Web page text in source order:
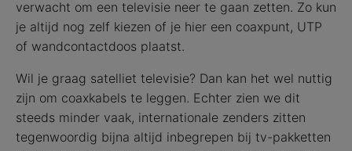
verwacht om een televisie neer te gaan zetten. Zo kun
je altijd nog zelf kiezen of je hier een coaxpunt, UTP
of wandcontactdoos plaatst.
Wil je graag satelliet televisie? Dan kan het wel nuttig
zijn om coaxkabels te leggen. Echter zien we dit
steeds minder vaak, internationale zenders zitten
tegenwoordig bijna altijd inbegrepen bij tv-pakketten